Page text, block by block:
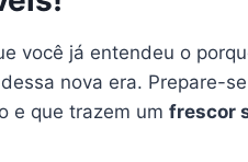
você já entendeu o
nova era. Prepare-
e que trazem um frescor